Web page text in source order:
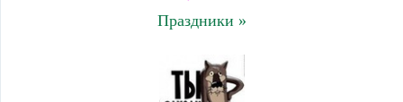
Праздники »